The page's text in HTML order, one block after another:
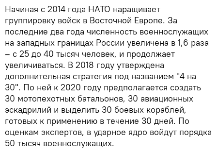
Начиная с 2014 года НАТО наращивает
группировку войск в Восточной Европе. За
последние два года численность военнослужащих
на западных границах России увеличена в 1,6 раза
– с 25 до 40 тысяч человек, и продолжает
увеличиваться. В 2018 году утверждена
дополнительная стратегия под названием "4 на
30". По ней к 2020 году предполагается создать
30 мотопехотных батальонов, 30 авиационных
эскадрилий и выделить 30 боевых кораблей,
готовых к применению в течение 30 дней. По
оценкам экспертов, в ударное ядро войдут порядка
50 тысяч военнослужащих.